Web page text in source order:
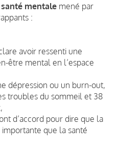
mentale mené par
:
avoir ressenti une
être mental en l’espace
dépression ou un burn-out,
troubles du sommeil et 38
d’accord pour dire que la
que la santé